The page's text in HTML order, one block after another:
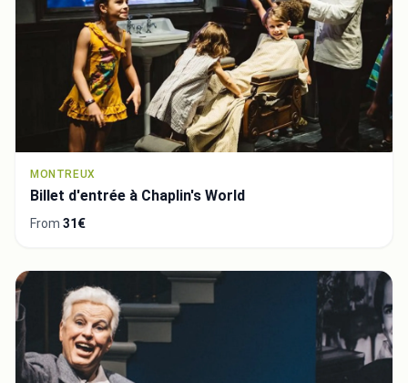
MONTREUX
Billet d'entrée à Chaplin's World
From 31€